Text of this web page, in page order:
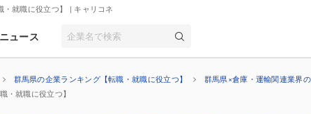
就職に役立つ】 | キャリコネ
ニュース
群馬県の企業ランキング【転職・就職に役立つ】
群馬県×倉庫・運輸関連業界
就職に役立つ】